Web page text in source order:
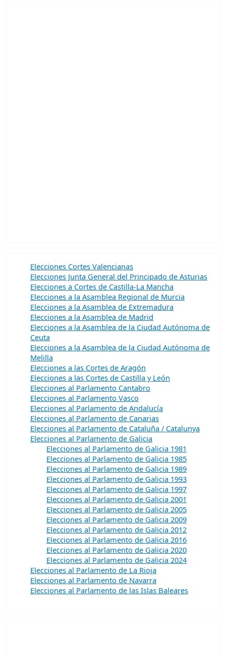
Elecciones Cortes Valencianas
Elecciones Junta General del Principado de Asturias
Elecciones a Cortes de Castilla-La Mancha
Elecciones a la Asamblea Regional de Murcia
Elecciones a la Asamblea de Extremadura
Elecciones a la Asamblea de Madrid
Elecciones a la Asamblea de la Ciudad Autónoma de
Ceuta
Elecciones a la Asamblea de la Ciudad Autónoma de
Melilla
Elecciones a las Cortes de Aragón
Elecciones a las Cortes de Castilla y León
Elecciones al Parlamento Cantabro
Elecciones al Parlamento Vasco
Elecciones al Parlamento de Andalucía
Elecciones al Parlamento de Canarias
Elecciones al Parlamento de Cataluña / Catalunya
Elecciones al Parlamento de Galicia
Elecciones al Parlamento de Galicia 1981
Elecciones al Parlamento de Galicia 1985
Elecciones al Parlamento de Galicia 1989
Elecciones al Parlamento de Galicia 1993
Elecciones al Parlamento de Galicia 1997
Elecciones al Parlamento de Galicia 2001
Elecciones al Parlamento de Galicia 2005
Elecciones al Parlamento de Galicia 2009
Elecciones al Parlamento de Galicia 2012
Elecciones al Parlamento de Galicia 2016
Elecciones al Parlamento de Galicia 2020
Elecciones al Parlamento de Galicia 2024
Elecciones al Parlamento de La Rioja
Elecciones al Parlamento de Navarra
Elecciones al Parlamento de las Islas Baleares